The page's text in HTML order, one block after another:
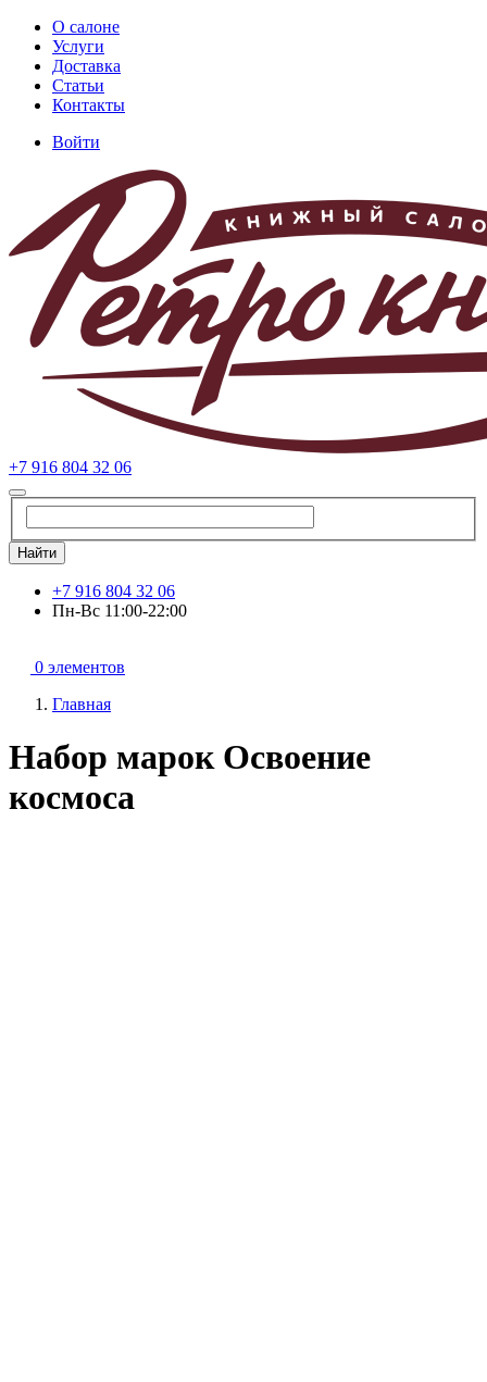
Перейти
основному
содержанию
Основная
навигация
О салоне
Услуги
Доставка
Статьи
Контакты
учётной
записи
пользователя
Войти
+7 916 804 32 06
Найти
+7 916 804 32 06
Пн-Вс 11:00-22:00
0 элементов
Главная
Набор марок Освоение
космоса